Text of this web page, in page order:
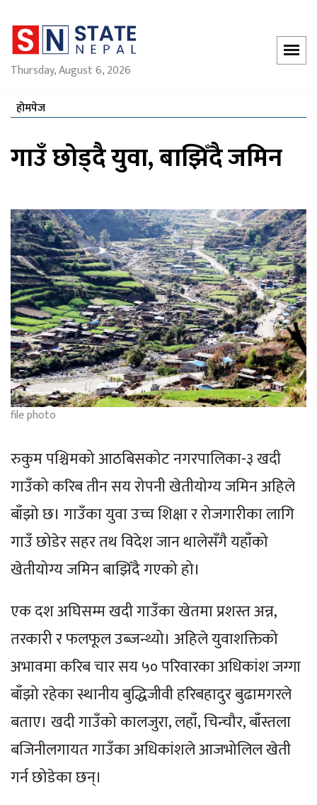
Thursday, August 6, 2026
होमपेज
गाउँ छोड्दै युवा, बाझिँदै जमिन
file photo
रुकुम पश्चिमको आठबिसकोट नगरपालिका-३ खदी
गाउँको करिब तीन सय रोपनी खेतीयोग्य जमिन अहिले
बाँझो छ। गाउँका युवा उच्च शिक्षा र रोजगारीका लागि
गाउँ छोडेर सहर तथ विदेश जान थालेसँगै यहाँको
खेतीयोग्य जमिन बाझिँदै गएको हो।
एक दश अघिसम्म खदी गाउँका खेतमा प्रशस्त अन्न,
तरकारी र फलफूल उब्जन्थ्यो। अहिले युवाशक्तिको
अभावमा करिब चार सय ५० परिवारका अधिकांश जग्गा
बाँझो रहेका स्थानीय बुद्धिजीवी हरिबहादुर बुढामगरले
बताए। खदी गाउँको कालजुरा, लहाँ, चिन्चौर, बाँस्तला
बजिनीलगायत गाउँका अधिकांशले आजभोलिल खेती
गर्न छोडेका छन्।